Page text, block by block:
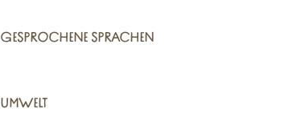
GESPROCHENE SPRACHEN
GESPROCHENE SPRACHEN
UMWELT
UMWELT